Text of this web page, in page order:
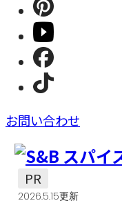
お問い合わせ
PR
2026.5.15更新